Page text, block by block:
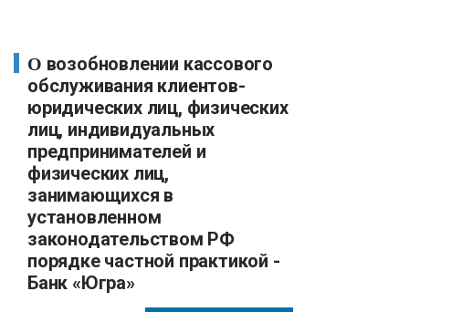
О возобновлении кассового
обслуживания клиентов-
юридических лиц, физических
лиц, индивидуальных
предпринимателей и
физических лиц,
занимающихся в
установленном
законодательством РФ
порядке частной практикой -
Банк «Югра»